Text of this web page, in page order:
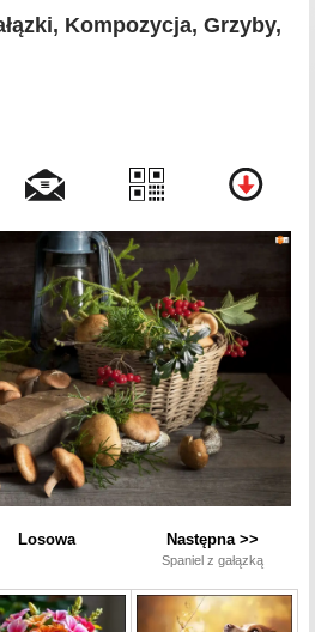
Kompozycja, Grzyby,
Losowa Następna >>
Spaniel z gałązką